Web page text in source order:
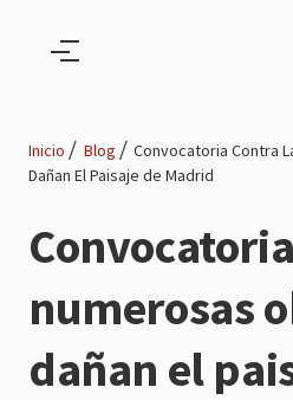
de
navegación
Inicio Blog
Convocatoria Contra
Dañan El Paisaje de Madrid
numerosas
dañan el